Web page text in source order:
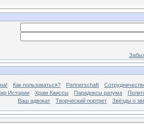
Как пользоваться? Partnerschaft
Истории Храм Каиссы Парадоксы разума
Ваш адвокат
Творческий портрет Звёзды о